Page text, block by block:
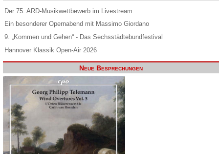
Der 75. ARD-Musikwettbewerb im Livestream
Ein besonderer Opernabend mit Massimo Giordano
9. „Kommen und Gehen“ - Das Sechsstädtebundfestival
Hannover Klassik Open-Air 2026
Neue Besprechungen